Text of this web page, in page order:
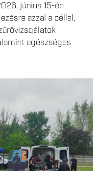
június 15-én
azzal a céllal,
egészséges